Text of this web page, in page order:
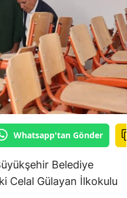
Whatsapp'tan Gönder
Belediye
Celal Gülayan İlkokulu